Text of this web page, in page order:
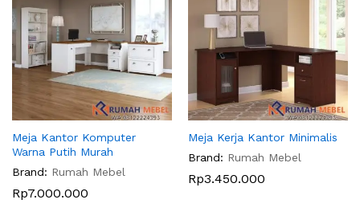
Meja Kantor Komputer
Warna Putih Murah
Brand: Rumah Mebel
Rp7.000.000
Meja Kerja Kantor Minimalis
Brand: Rumah Mebel
Rp3.450.000